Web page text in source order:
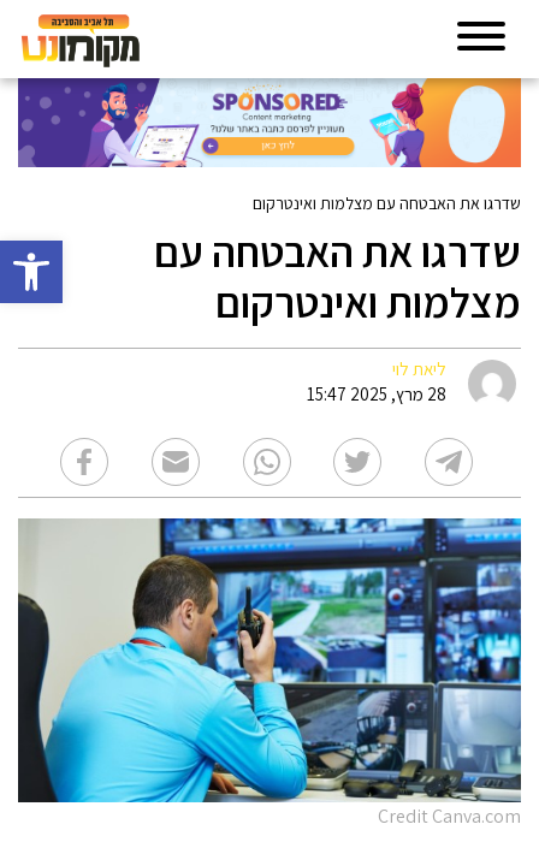
פתח
שדרגו את האבטחה עם מצלמות ואינטרקום
שדרגו את האבטחה עם
מצלמות ואינטרקום
ליאת לוי
28 מרץ, 2025 15:47
Credit Canva.com